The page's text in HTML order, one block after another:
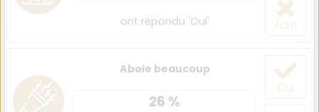
ont répondu 'Oui' Non
Aboie beaucoup
26 %
Oui